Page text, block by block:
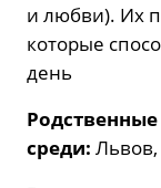
и любви). Их
которые
день
среди: